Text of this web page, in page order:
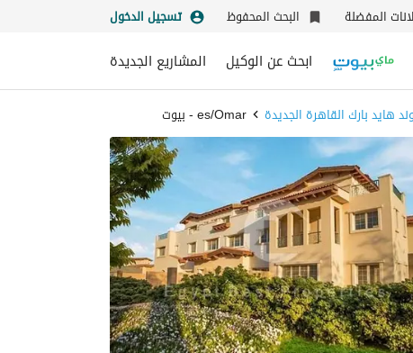
المفضلة البحث المحفوظ تسجيل الدخول
ابحث عن الوكيل المشاريع الجديدة
هايد بارك القاهرة الجديدة es/Omar - بيوت